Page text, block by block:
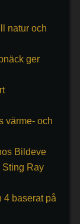
natur och
ger
värme- och
Bildeve
Sting Ray
4 baserat på